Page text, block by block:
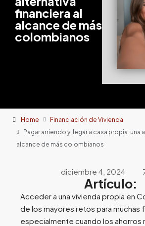
financiera al
alcance de más
colombianos
Home
Financiación de Vivienda
Pagar arriendo y llegar a casa propia: una
alcance de más colombianos
diciembre 4, 2024
Artículo:
Acceder a una vivienda propia en
de los mayores retos para muchas
especialmente cuando los ahorros